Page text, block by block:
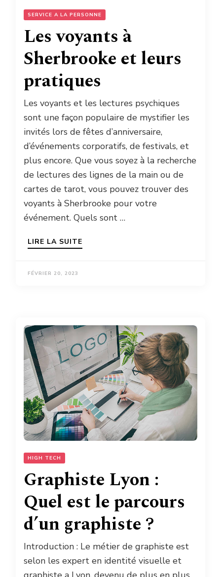
SERVICE A LA PERSONNE
Les voyants à
Sherbrooke et leurs
pratiques
Les voyants et les lectures psychiques
sont une façon populaire de mystifier les
invités lors de fêtes d’anniversaire,
d’événements corporatifs, de festivals, et
plus encore. Que vous soyez à la recherche
de lectures des lignes de la main ou de
cartes de tarot, vous pouvez trouver des
voyants à Sherbrooke pour votre
événement. Quels sont …
LIRE LA SUITE
FÉVRIER 20, 2023
HIGH TECH
Graphiste Lyon :
Quel est le parcours
d’un graphiste ?
Introduction : Le métier de graphiste est
selon les expert en identité visuelle et